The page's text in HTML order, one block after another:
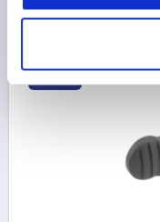
exkl. moms
exkl. leveranskostnader